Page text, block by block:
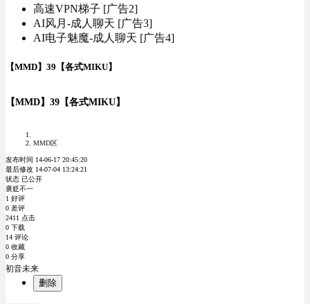
高速VPN梯子 [广告2]
AI风月-成人聊天 [广告3]
AI电子魅魔-成人聊天 [广告4]
【MMD】39【各式MIKU】
【MMD】39【各式MIKU】
MMD区
发布时间 14-06-17 20:45:20
最后修改 14-07-04 13:24:21
状态 已公开
褒贬不一
1 好评
0 差评
2411 点击
0 下载
14 评论
0 收藏
0 分享
初音未来
删除